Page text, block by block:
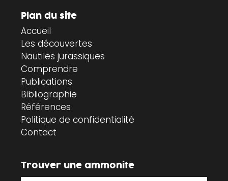
Plan du site
Accueil
Les découvertes
Nautiles jurassiques
Comprendre
Publications
Bibliographie
Références
Politique de confidentialité
Contact
Trouver une ammonite